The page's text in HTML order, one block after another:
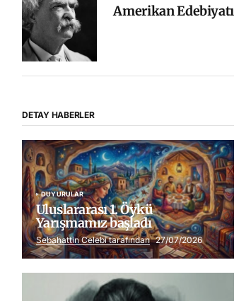
Amerikan Edebiyatı
DETAY HABERLER
DUYURULAR
Uluslararası 1. Öykü
Yarışmamız başladı
Sebahattin Celebi tarafından 27/07/2026